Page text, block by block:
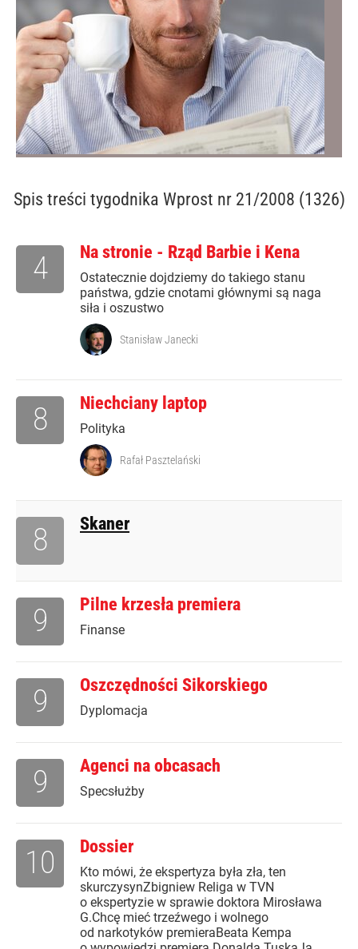
Spis treści tygodnika Wprost nr 21/2008 (1326)
Na stronie - Rząd Barbie i Kena
Ostatecznie dojdziemy do takiego stanu
państwa, gdzie cnotami głównymi są naga
siła i oszustwo
4
Stanisław Janecki
Niechciany laptop
Polityka
8
Rafał Pasztelański
Skaner
8
Pilne krzesła premiera
Finanse
9
Oszczędności Sikorskiego
Dyplomacja
9
Agenci na obcasach
Specsłużby
9
Dossier
Kto mówi, że ekspertyza była zła, ten
skurczysynZbigniew Religa w TVN
o ekspertyzie w sprawie doktora Mirosława
G.Chcę mieć trzeźwego i wolnego
od narkotyków premieraBeata Kempa
10